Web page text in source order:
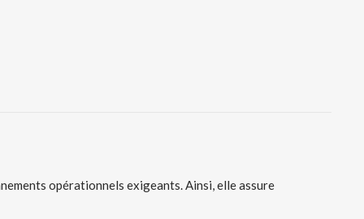
opérationnels exigeants. Ainsi, elle assure